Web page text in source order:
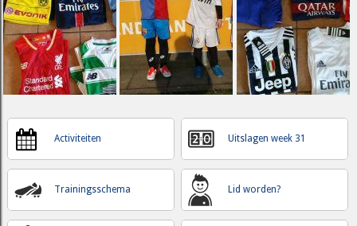
Activiteiten
Trainingsschema
Uitslagen week 31
Lid worden?